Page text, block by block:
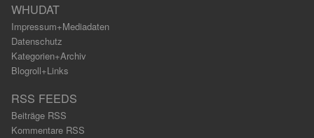
WHUDAT
Impressum+Mediadaten
Datenschutz
Kategorien+Archiv
Blogroll+Links
RSS FEEDS
Beiträge RSS
Kommentare RSS